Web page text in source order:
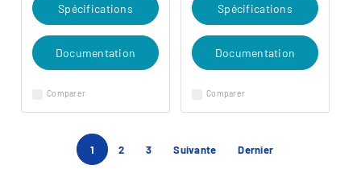
Comparer
Spécifications
Documentation
Comparer
Spécifications
Documentation
1 2 3 Suivante Dernier